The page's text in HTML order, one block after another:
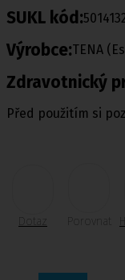
SUKL kód:
Výrobce:TENA
Zdravotnický
Před použitím si
Dotaz Porovnat